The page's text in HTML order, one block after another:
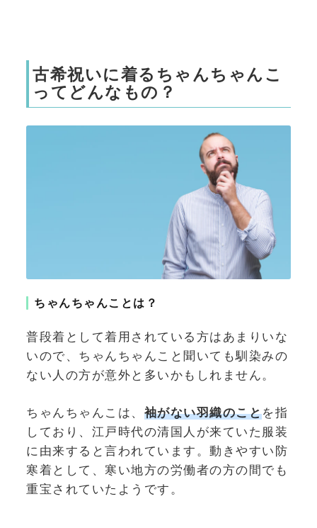
古希祝いに着るちゃんちゃんこ
ってどんなもの？
ちゃんちゃんことは？
普段着として着用されている方はあまりいな
いので、ちゃんちゃんこと聞いても馴染みの
ない人の方が意外と多いかもしれません。
ちゃんちゃんこは、 袖がない羽織のことを指
しており、江戸時代の清国人が来ていた服装
に由来すると言われています。動きやすい防
寒着として、寒い地方の労働者の方の間でも
重宝されていたようです。